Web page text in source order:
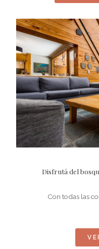
Disfrutá del
Con todas las